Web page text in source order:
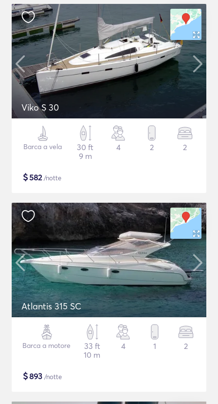
Viko S 30
Barca a vela
30 ft
9 m
4 2 2
$582/notte
Atlantis 315 SC
Barca a motore
33 ft
10 m
4 1 2
$893 /notte